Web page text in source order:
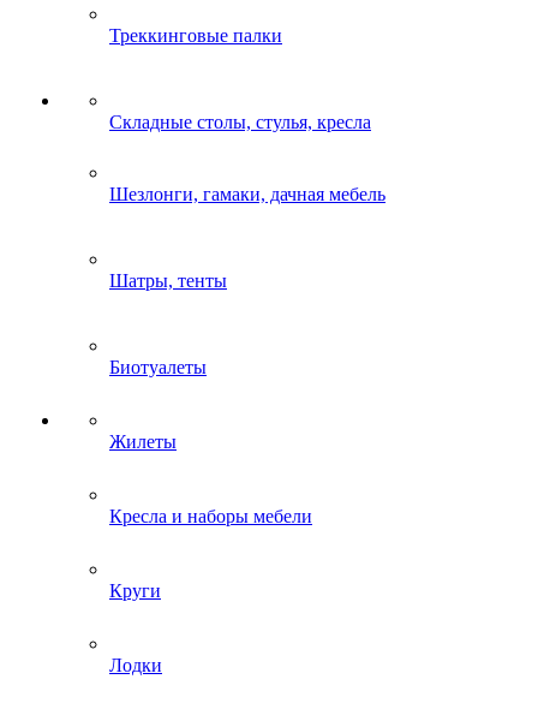
Треккинговые палки
Складные столы, стулья, кресла
Шезлонги, гамаки, дачная мебель
Шатры, тенты
Биотуалеты
Жилеты
Кресла и наборы мебели
Круги
Лодки